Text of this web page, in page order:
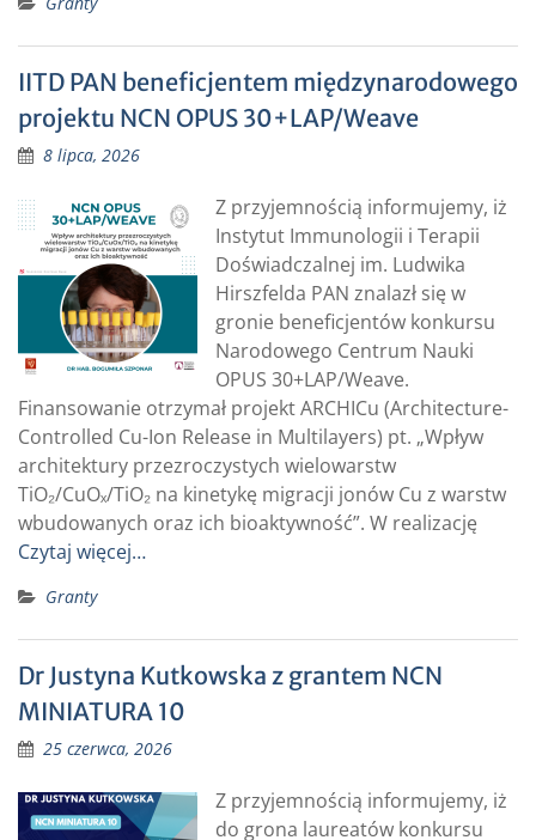
IITD PAN beneficjentem międzynarodowego
projektu NCN OPUS 30+LAP/Weave
8 lipca, 2026
Z przyjemnością informujemy, iż
Instytut Immunologii i Terapii
Doświadczalnej im. Ludwika
Hirszfelda PAN znalazł się w
gronie beneficjentów konkursu
Narodowego Centrum Nauki
OPUS 30+LAP/Weave.
Finansowanie otrzymał projekt ARCHICu (Architecture-
Controlled Cu-Ion Release in Multilayers) pt. „Wpływ
architektury przezroczystych wielowarstw
TiO₂/CuOₓ/TiO₂ na kinetykę migracji jonów Cu z warstw
wbudowanych oraz ich bioaktywność”. W realizację
Czytaj więcej…
Granty
Dr Justyna Kutkowska z grantem NCN
MINIATURA 10
25 czerwca, 2026
Z przyjemnością informujemy, iż
do grona laureatów konkursu